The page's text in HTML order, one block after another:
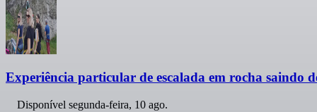
Experiência particular de escalada em rocha saindo
Disponível segunda-feira, 10 ago.